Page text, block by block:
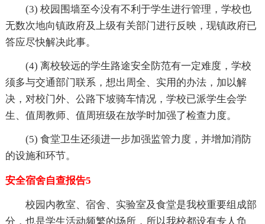
(3) 校园围墙至今没有不利于学生进行管理，学校也
无数次地向镇政府及上级有关部门进行反映，现镇政府已
答应尽快解决此事。
(4) 离校较远的学生路途安全防范有一定难度，学校
须多与交通部门联系，想出周全、实用的办法，加以解
决，对校门外、公路下坡骑车情况，学校已派学生会学
生、值周教师、值周班级在放学时加强了检查力度。
(5) 食堂卫生还须进一步加强监管力度，并增加消防
的设施和环节。
安全宿舍自查报告5
校园内教室、宿舍、实验室及食堂是我校重要组成部
分，也是学生活动频繁的场所，所以我校都设有专人负